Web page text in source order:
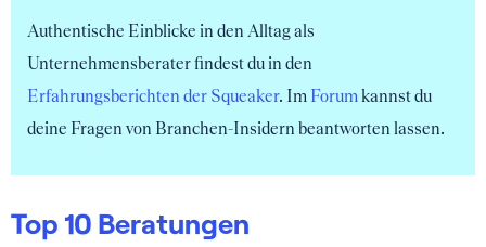
Authentische Einblicke in den Alltag als
Unternehmensberater findest du in den
Erfahrungsberichten der Squeaker. Im Forum kannst du
deine Fragen von Branchen-Insidern beantworten lassen.
Top 10 Beratungen